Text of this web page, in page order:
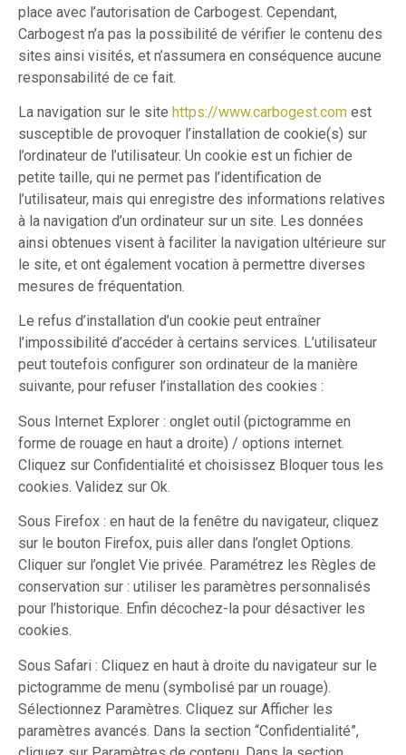
place avec l’autorisation de Carbogest. Cependant,
Carbogest n’a pas la possibilité de vérifier le contenu des
sites ainsi visités, et n’assumera en conséquence aucune
responsabilité de ce fait.
La navigation sur le site https://www.carbogest.com est
susceptible de provoquer l’installation de cookie(s) sur
l’ordinateur de l’utilisateur. Un cookie est un fichier de
petite taille, qui ne permet pas l’identification de
l’utilisateur, mais qui enregistre des informations relatives
à la navigation d’un ordinateur sur un site. Les données
ainsi obtenues visent à faciliter la navigation ultérieure sur
le site, et ont également vocation à permettre diverses
mesures de fréquentation.
Le refus d’installation d’un cookie peut entraîner
l’impossibilité d’accéder à certains services. L’utilisateur
peut toutefois configurer son ordinateur de la manière
suivante, pour refuser l’installation des cookies :
Sous Internet Explorer : onglet outil (pictogramme en
forme de rouage en haut a droite) / options internet.
Cliquez sur Confidentialité et choisissez Bloquer tous les
cookies. Validez sur Ok.
Sous Firefox : en haut de la fenêtre du navigateur, cliquez
sur le bouton Firefox, puis aller dans l’onglet Options.
Cliquer sur l’onglet Vie privée. Paramétrez les Règles de
conservation sur : utiliser les paramètres personnalisés
pour l’historique. Enfin décochez-la pour désactiver les
cookies.
Sous Safari : Cliquez en haut à droite du navigateur sur le
pictogramme de menu (symbolisé par un rouage).
Sélectionnez Paramètres. Cliquez sur Afficher les
paramètres avancés. Dans la section “Confidentialité”,